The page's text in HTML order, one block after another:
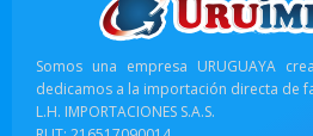
Somos una empresa URUGUAYA
dedicamos a la importación directa de
L.H. IMPORTACIONES S.A.S.